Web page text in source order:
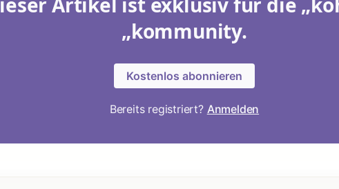
„kommunity.
Kostenlos abonnieren
Bereits registriert? Anmelden